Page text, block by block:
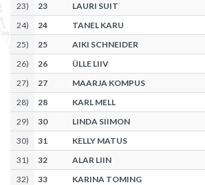
23) 23 LAURI SUIT
24) 24 TANEL KARU
25) 25 AIKI SCHNEIDER
26) 26 ÜLLE LIIV
27) 27 MAARJA KOMPUS
28) 28 KARL MELL
29) 30 LINDA SIIMON
30) 31 KELLY MATUS
31) 32 ALAR LIIN
32) 33 KARINA TOMING